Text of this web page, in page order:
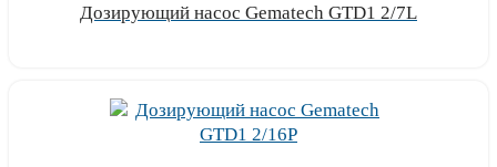
Дозирующий насос Gematech GTD1 2/7L